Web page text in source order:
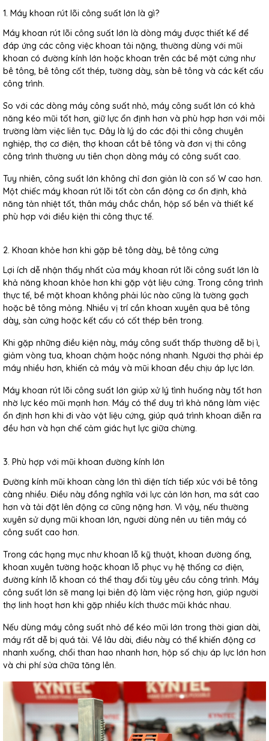
1. Máy khoan rút lõi công suất lớn là gì?
Máy khoan rút lõi công suất lớn là dòng máy được thiết kế để
đáp ứng các công việc khoan tải nặng, thường dùng với mũi
khoan có đường kính lớn hoặc khoan trên các bề mặt cứng như
bê tông, bê tông cốt thép, tường dày, sàn bê tông và các kết cấu
công trình.
So với các dòng máy công suất nhỏ, máy công suất lớn có khả
năng kéo mũi tốt hơn, giữ lực ổn định hơn và phù hợp hơn với môi
trường làm việc liên tục. Đây là lý do các đội thi công chuyên
nghiệp, thợ cơ điện, thợ khoan cắt bê tông và đơn vị thi công
công trình thường ưu tiên chọn dòng máy có công suất cao.
Tuy nhiên, công suất lớn không chỉ đơn giản là con số W cao hơn.
Một chiếc máy khoan rút lõi tốt còn cần động cơ ổn định, khả
năng tản nhiệt tốt, thân máy chắc chắn, hộp số bền và thiết kế
phù hợp với điều kiện thi công thực tế.
2. Khoan khỏe hơn khi gặp bê tông dày, bê tông cứng
Lợi ích dễ nhận thấy nhất của máy khoan rút lõi công suất lớn là
khả năng khoan khỏe hơn khi gặp vật liệu cứng. Trong công trình
thực tế, bề mặt khoan không phải lúc nào cũng là tường gạch
hoặc bê tông mỏng. Nhiều vị trí cần khoan xuyên qua bê tông
dày, sàn cứng hoặc kết cấu có cốt thép bên trong.
Khi gặp những điều kiện này, máy công suất thấp thường dễ bị ì,
giảm vòng tua, khoan chậm hoặc nóng nhanh. Người thợ phải ép
máy nhiều hơn, khiến cả máy và mũi khoan đều chịu áp lực lớn.
Máy khoan rút lõi công suất lớn giúp xử lý tình huống này tốt hơn
nhờ lực kéo mũi mạnh hơn. Máy có thể duy trì khả năng làm việc
ổn định hơn khi đi vào vật liệu cứng, giúp quá trình khoan diễn ra
đều hơn và hạn chế cảm giác hụt lực giữa chừng.
3. Phù hợp với mũi khoan đường kính lớn
Đường kính mũi khoan càng lớn thì diện tích tiếp xúc với bê tông
càng nhiều. Điều này đồng nghĩa với lực cản lớn hơn, ma sát cao
hơn và tải đặt lên động cơ cũng nặng hơn. Vì vậy, nếu thường
xuyên sử dụng mũi khoan lớn, người dùng nên ưu tiên máy có
công suất cao hơn.
Trong các hạng mục như khoan lỗ kỹ thuật, khoan đường ống,
khoan xuyên tường hoặc khoan lỗ phục vụ hệ thống cơ điện,
đường kính lỗ khoan có thể thay đổi tùy yêu cầu công trình. Máy
công suất lớn sẽ mang lại biên độ làm việc rộng hơn, giúp người
thợ linh hoạt hơn khi gặp nhiều kích thước mũi khác nhau.
Nếu dùng máy công suất nhỏ để kéo mũi lớn trong thời gian dài,
máy rất dễ bị quá tải. Về lâu dài, điều này có thể khiến động cơ
nhanh xuống, chổi than hao nhanh hơn, hộp số chịu áp lực lớn hơn
và chi phí sửa chữa tăng lên.